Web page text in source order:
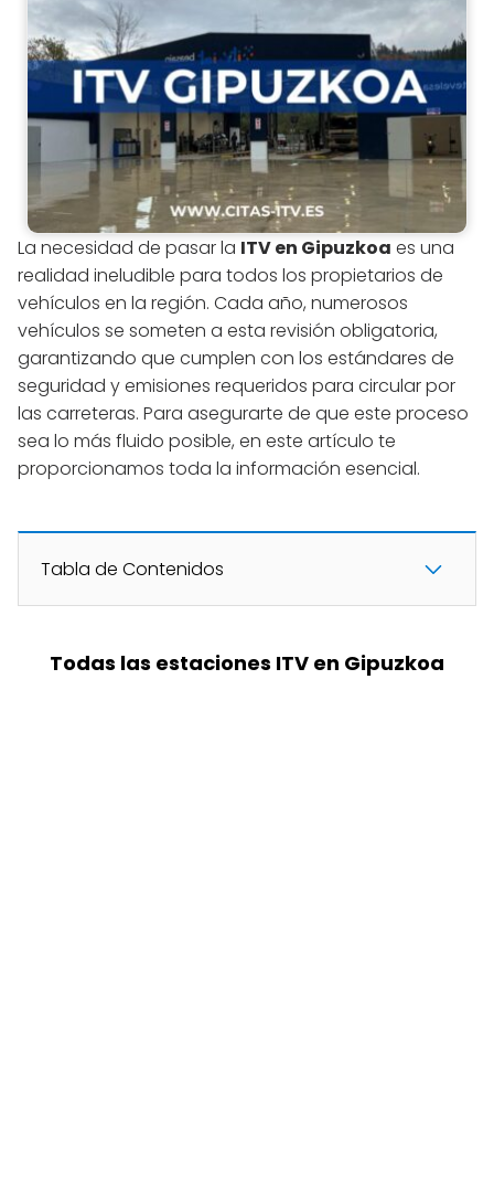
La necesidad de pasar la ITV en Gipuzkoa es una
realidad ineludible para todos los propietarios de
vehículos en la región. Cada año, numerosos
vehículos se someten a esta revisión obligatoria,
garantizando que cumplen con los estándares de
seguridad y emisiones requeridos para circular por
las carreteras. Para asegurarte de que este proceso
sea lo más fluido posible, en este artículo te
proporcionamos toda la información esencial.
Tabla de Contenidos
Todas las estaciones ITV en Gipuzkoa